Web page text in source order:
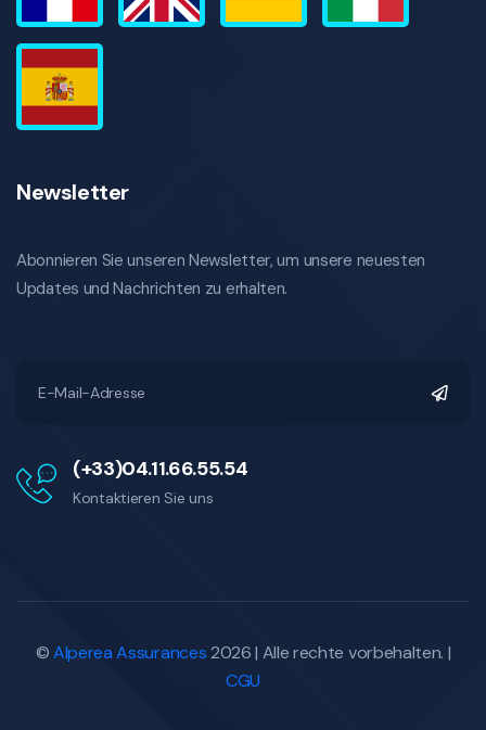
Newsletter
Abonnieren Sie unseren Newsletter, um unsere neuesten
Updates und Nachrichten zu erhalten.
(+33)04.11.66.55.54
Kontaktieren Sie uns
©Alperea Assurances2026 | Alle rechte vorbehalten. |
CGU